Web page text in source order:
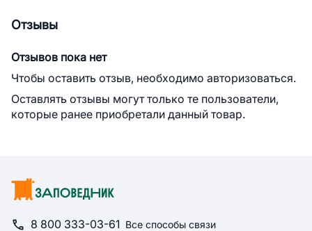
Отзывы
Отзывов пока нет
Чтобы оставить отзыв, необходимо авторизоваться.
Оставлять отзывы могут только те пользователи,
которые ранее приобретали данный товар.
8 800 333-03-61 Все способы связи